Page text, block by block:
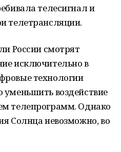
телесигнал и
телетрансляции.
России смотрят
исключительно в
технологии
уменьшить воздействие
телепрограмм. Однако
Солнца невозможно, во